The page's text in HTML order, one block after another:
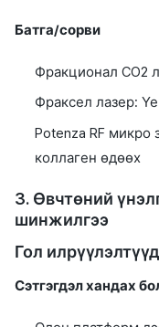
Батга/сорви
Фракционал CO2
Фраксел лазер:
Potenza RF микро
коллаген өдөөх
3. Өвчтөний
шинжилгээ
Гол илрүүлэлтүүд
Сэтгэгдэл хандах